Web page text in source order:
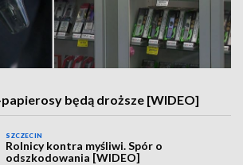
będą droższe [WIDEO]
SZCZECIN
Rolnicy kontra myśliwi. Spór o
odszkodowania [WIDEO]